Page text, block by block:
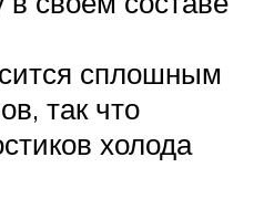
сплошным
так что
холода